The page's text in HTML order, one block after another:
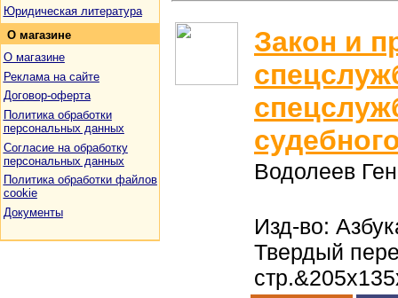
Юридическая литература
О магазине
О магазине
Реклама на сайте
Договор-оферта
Политика обработки
персональных данных
Согласие на обработку
персональных данных
Политика обработки файлов
cookie
Документы
Закон и
Водолеев
Изд-во:
Твердый